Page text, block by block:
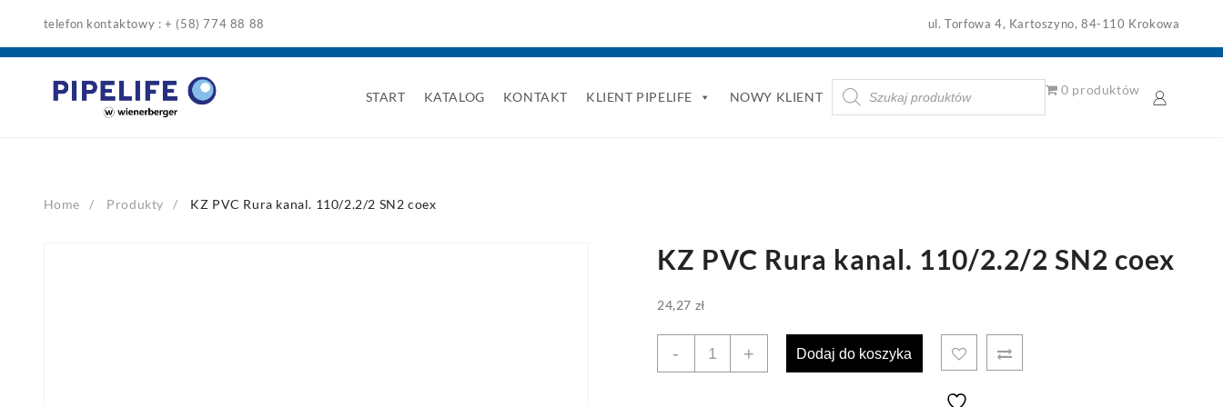
content
telefon kontaktowy : + (58) 774 88 88 ul. Torfowa 4, Kartoszyno, 84-110 Krokowa
START KATALOG KONTAKT KLIENT PIPELIFE NOWY KLIENT
Wyszukiwarka
produktów
0 produktów
Home Produkty KZ PVC Rura kanal. 110/2.2/2 SN2 coex
KZ PVC Rura kanal. 110/2.2/2 SN2 coex
24,27 zł
-
ilość
KZ
+ Dodaj do koszyka